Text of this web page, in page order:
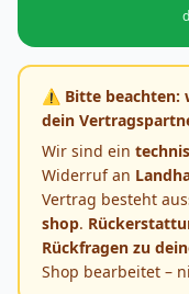
⚠️ Bitte beachten:
dein
Wir sind ein
Widerruf an
Vertrag besteht
shop.
Rückfragen zu
Shop bearbeitet –